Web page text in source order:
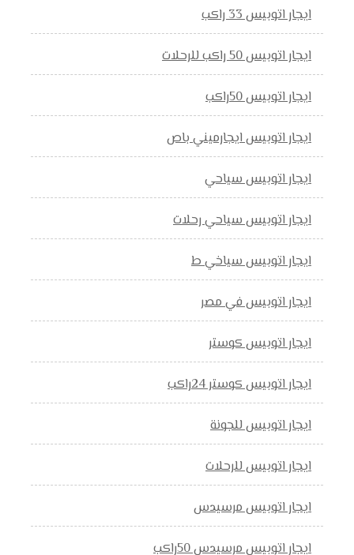
ايجار اتوبيس 33 راكب
ايجار اتوبيس 50 راكب للرحلات
ايجار اتوبيس 50راكب
ايجار اتوبيس ايجارميني باص
ايجار اتوبيس سياحي
ايجار اتوبيس سياحي رحلات
ايجار اتوبيس سياخي ط
ايجار اتوبيس في مصر
ايجار اتوبيس كوستر
ايجار اتوبيس كوستر 24راكب
ايجار اتوبيس للجونة
ايجار اتوبيس للرحلات
ايجار اتوبيس مرسيدس
ايجار اتوبيس مرسيدس 50راكب